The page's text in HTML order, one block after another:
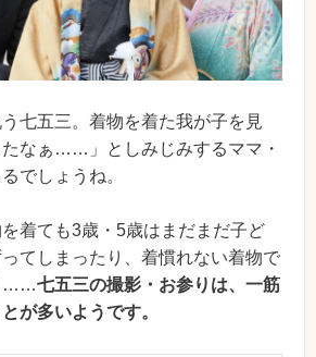
七五三。着物を着た我が子を見
なぁ……」としみじみするママ・
でしょうね。
着ても3歳・5歳はまだまだ子ど
てしまったり、着慣れない着物で
……七五三の撮影・お参りは、一筋
が多いようです。